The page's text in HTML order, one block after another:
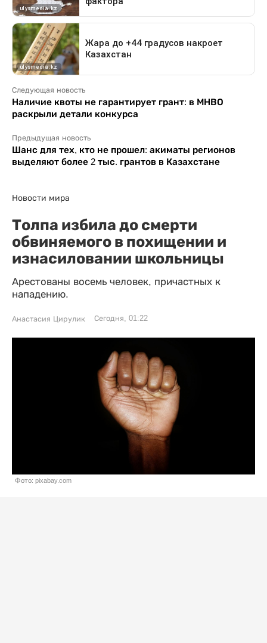
Следующая новость
Наличие квоты не гарантирует грант: в МНВО
раскрыли детали конкурса
Предыдущая новость
Шанс для тех, кто не прошел: акиматы регионов
выделяют более 2 тыс. грантов в Казахстане
Новости мира
Толпа избила до смерти
обвиняемого в похищении и
изнасиловании школьницы
Арестованы восемь человек, причастных к
нападению.
Анастасия Цирулик Сегодня, 01:22
Фото: pixabay.com